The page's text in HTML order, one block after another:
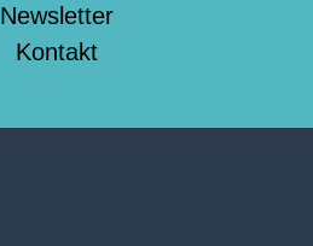
Newsletter
Kontakt